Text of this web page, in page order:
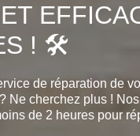
! 🛠️
de réparation de
Ne cherchez plus !
de 2 heures pour